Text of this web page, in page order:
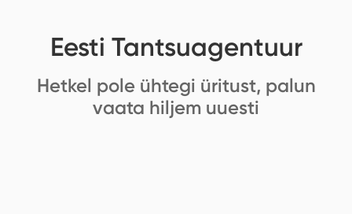
Eesti Tantsuagentuur
Hetkel pole ühtegi üritust, palun
vaata hiljem uuesti